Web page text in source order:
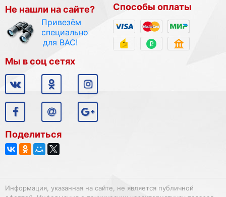
Не нашли на сайте?
Привезём
специально
для ВАС!
Способы оплаты
Мы в соц сетях
Поделиться
Информация, указанная на сайте, не является публичной